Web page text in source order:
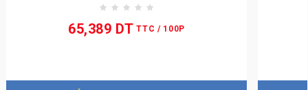
65,389 DT TTC / 100P